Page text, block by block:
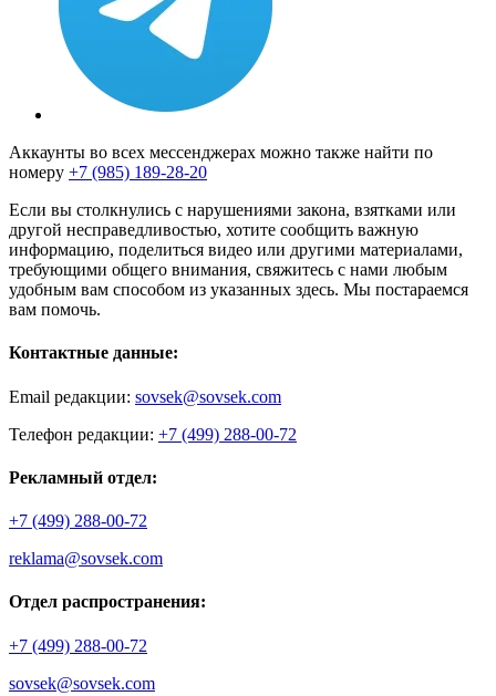
Аккаунты во всех мессенджерах можно также найти по
номеру +7 (985) 189-28-20
Если вы столкнулись с нарушениями закона, взятками или
другой несправедливостью, хотите сообщить важную
информацию, поделиться видео или другими материалами,
требующими общего внимания, свяжитесь с нами любым
удобным вам способом из указанных здесь. Мы постараемся
вам помочь.
Контактные данные:
Email редакции: sovsek@sovsek.com
Телефон редакции: +7 (499) 288-00-72
Рекламный отдел:
+7 (499) 288-00-72
reklama@sovsek.com
Отдел распространения:
+7 (499) 288-00-72
sovsek@sovsek.com